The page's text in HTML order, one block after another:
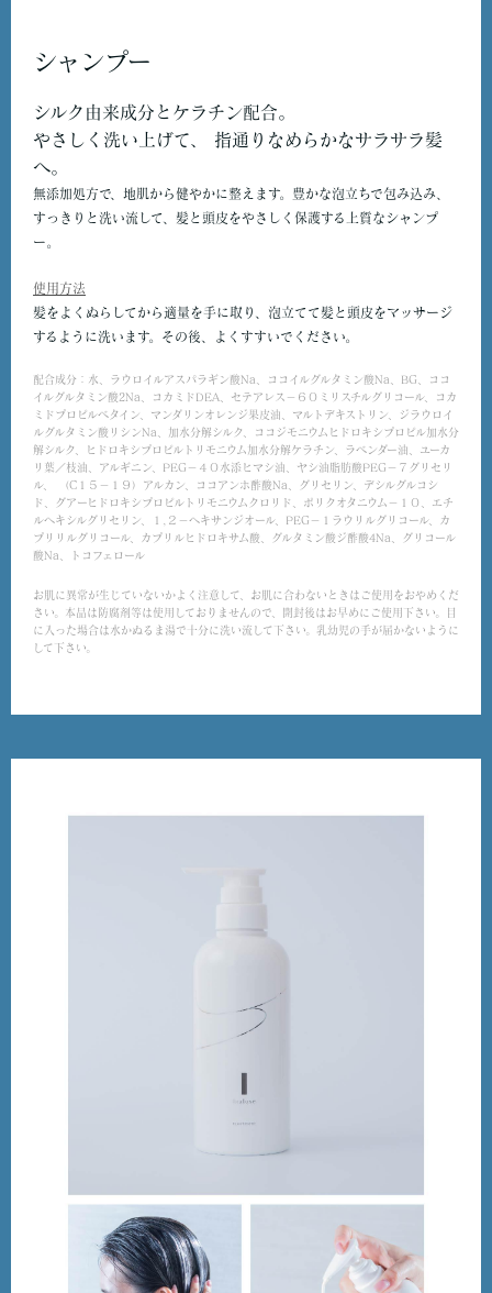
シャンプー
シルク由来成分とケラチン配合。
やさしく洗い上げて、 指通りなめらかなサラサラ髪
へ。
無添加処方で、地肌から健やかに整えます。豊かな泡立ちで包み込み、
すっきりと洗い流して、髪と頭皮をやさしく保護する上質なシャンプ
ー。
使用方法
髪をよくぬらしてから適量を手に取り、泡立てて髪と頭皮をマッサージ
するように洗います。その後、よくすすいでください。
配合成分：水、ラウロイルアスパラギン酸Na、ココイルグルタミン酸Na、BG、ココ
イルグルタミン酸2Na、コカミドDEA、セテアレス－６０ミリスチルグリコール、コカ
ミドプロピルベタイン、マンダリンオレンジ果皮油、マルトデキストリン、ジラウロイ
ルグルタミン酸リシンNa、加水分解シルク、ココジモニウムヒドロキシプロピル加水分
解シルク、ヒドロキシプロピルトリモニウム加水分解ケラチン、ラベンダー油、ユーカ
リ葉／枝油、アルギニン、PEG－４０水添ヒマシ油、ヤシ油脂肪酸PEG－７グリセリ
ル、（C１５－１９）アルカン、ココアンホ酢酸Na、グリセリン、デシルグルコシ
ド、グアーヒドロキシプロピルトリモニウムクロリド、ポリクオタニウム－１０、エチ
ルヘキシルグリセリン、１,２－ヘキサンジオール、PEG－１ラウリルグリコール、カ
プリリルグリコール、カプリルヒドロキサム酸、グルタミン酸ジ酢酸4Na、グリコール
酸Na、トコフェロール
お肌に異常が生じていないかよく注意して、お肌に合わないときはご使用をおやめくだ
さい。本品は防腐剤等は使用しておりませんので、開封後はお早めにご使用下さい。目
に入った場合は水かぬるま湯で十分に洗い流して下さい。乳幼児の手が届かないように
して下さい。